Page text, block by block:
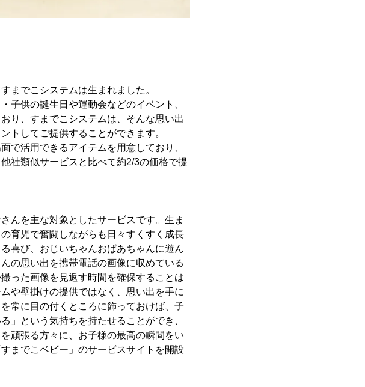
までこシステムは生まれました。
子供の誕生日や運動会などのイベント、
り、すまでこシステムは、そんな思い出
トしてご提供することができます。
で活用できるアイテムを用意しており、
社類似サービスと比べて約2/3の価格で提
んを主な対象としたサービスです。生ま
育児で奮闘しながらも日々すくすく成長
喜び、おじいちゃんおばあちゃんに遊ん
の思い出を携帯電話の画像に収めている
った画像を見返す時間を確保することは
や壁掛けの提供ではなく、思い出を手に
常に目の付くところに飾っておけば、子
」という気持ちを持たせることができ、
頑張る方々に、お子様の最高の瞬間をい
までこベビー」のサービスサイトを開設